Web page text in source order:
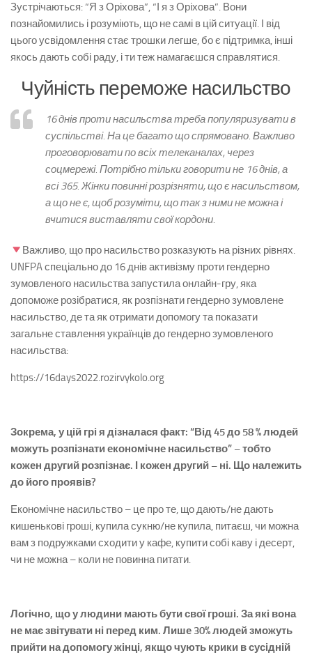
Зустрічаються: “Я з Оріхова”, “І я з Оріхова”. Вони
познайомились і розуміють, що не самі в цій ситуації. І від
цього усвідомлення стає трошки легше, бо є підтримка, інші
якось дають собі раду, і ти теж намагаєшся справлятися.
Чуйність переможе насильство
16 днів проти насильства треба популяризувати в
суспільстві. На це багато що спрямовано. Важливо
проговорювати по всіх телеканалах, через
соцмережі. Потрібно тільки говорити не 16 днів, а
всі 365. Жінки повинні розрізняти, що є насильством,
а що не є, щоб розуміти, що так з ними не можна і
вчитися виставляти свої кордони.
Важливо, що про насильство розказують на різних рівнях.
UNFPA спеціально до 16 днів активізму проти гендерно
зумовленого насильства запустила онлайн-гру, яка
допоможе розібратися, як розпізнати гендерно зумовлене
насильство, де та як отримати допомогу та показати
загальне ставлення українців до гендерно зумовленого
насильства:
https://16days2022.rozirvykolo.org
Зокрема, у цій грі я дізналася факт: “Від 45 до 58 % людей
можуть розпізнати економічне насильство” – тобто
кожен другий розпізнає. І кожен другий – ні. Що належить
до його проявів?
Економічне насильство – це про те, що дають/не дають
кишенькові гроші, купила сукню/не купила, питаєш, чи можна
вам з подружками сходити у кафе, купити собі каву і десерт,
чи не можна – коли не повинна питати.
Логічно, що у людини мають бути свої гроші. За які вона
не має звітувати ні перед ким. Лише 30% людей зможуть
прийти на допомогу жінці, якщо чують крики в сусідній